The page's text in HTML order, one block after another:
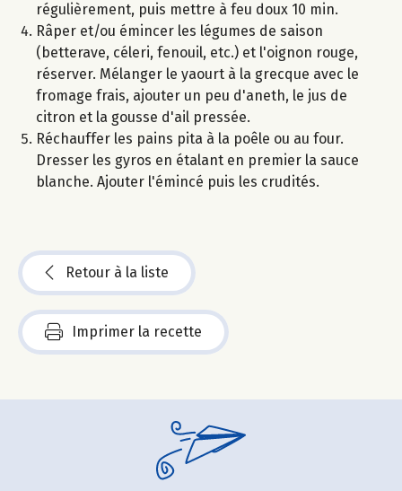
régulièrement, puis mettre à feu doux 10 min.
Râper et/ou émincer les légumes de saison
(betterave, céleri, fenouil, etc.) et l'oignon rouge,
réserver. Mélanger le yaourt à la grecque avec le
fromage frais, ajouter un peu d'aneth, le jus de
citron et la gousse d'ail pressée.
Réchauffer les pains pita à la poêle ou au four.
Dresser les gyros en étalant en premier la sauce
blanche. Ajouter l'émincé puis les crudités.
Retour à la liste
Imprimer la recette